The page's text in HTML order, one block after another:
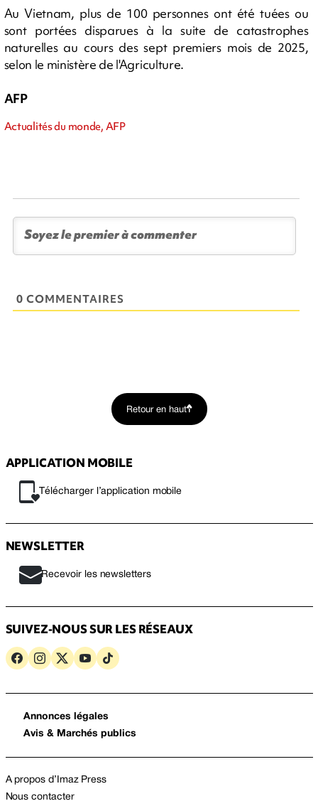
Au Vietnam, plus de 100 personnes ont été tuées ou
sont portées disparues à la suite de catastrophes
naturelles au cours des sept premiers mois de 2025,
selon le ministère de l'Agriculture.
AFP
Actualités du monde, AFP
0 COMMENTAIRES
Retour en haut
APPLICATION MOBILE
Télécharger l’application mobile
NEWSLETTER
Recevoir les newsletters
SUIVEZ-NOUS SUR LES RÉSEAUX
Annonces légales
Avis & Marchés publics
A propos d’Imaz Press
Nous contacter